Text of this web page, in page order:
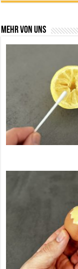
Mehr von uns